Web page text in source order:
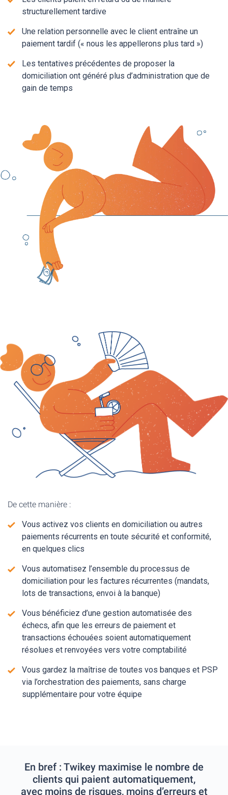
structurellement tardive
Une relation personnelle avec le client entraîne un
paiement tardif (« nous les appellerons plus tard »)
Les tentatives précédentes de proposer la
domiciliation ont généré plus d’administration que de
gain de temps
De cette manière :
Vous activez vos clients en domiciliation ou autres
paiements récurrents en toute sécurité et conformité,
en quelques clics
Vous automatisez l’ensemble du processus de
domiciliation pour les factures récurrentes (mandats,
lots de transactions, envoi à la banque)
Vous bénéficiez d’une gestion automatisée des
échecs, afin que les erreurs de paiement et
transactions échouées soient automatiquement
résolues et renvoyées vers votre comptabilité
Vous gardez la maîtrise de toutes vos banques et PSP
via l’orchestration des paiements, sans charge
supplémentaire pour votre équipe
En bref : Twikey maximise le nombre de
clients qui paient automatiquement,
avec moins de risques, moins d’erreurs et